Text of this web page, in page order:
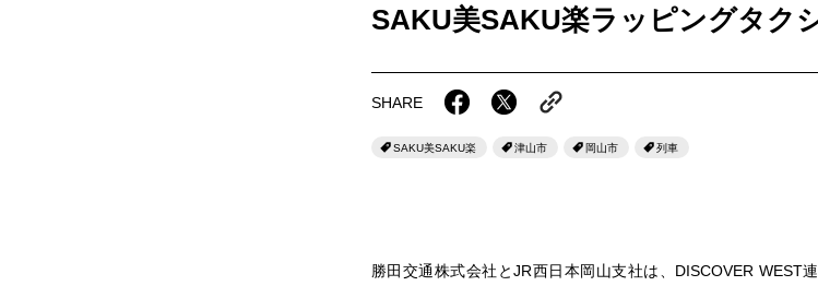
SAKU美SAKU楽ラッピングタク
SHARE
SAKU美SAKU楽 津山市 岡山市 列車
勝田交通株式会社とJR西日本岡山支社は、DISCOVER WEST